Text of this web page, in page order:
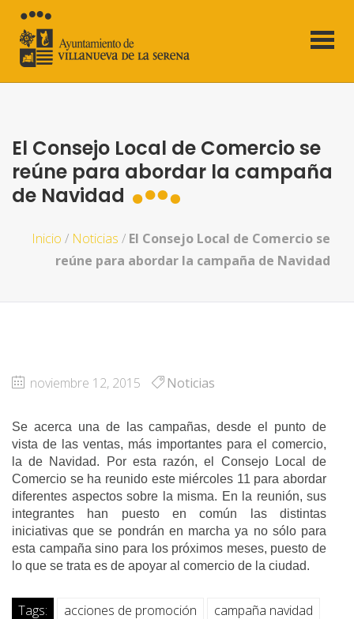
El Consejo Local de Comercio se
reúne para abordar la campaña
de Navidad
Inicio / Noticias / El Consejo Local de Comercio se
reúne para abordar la campaña de Navidad
noviembre 12, 2015 Noticias
Se acerca una de las campañas, desde el punto de
vista de las ventas, más importantes para el comercio,
la de Navidad. Por esta razón, el Consejo Local de
Comercio se ha reunido este miércoles 11 para abordar
diferentes aspectos sobre la misma. En la reunión, sus
integrantes han puesto en común las distintas
iniciativas que se pondrán en marcha ya no sólo para
esta campaña sino para los próximos meses, puesto de
lo que se trata es de apoyar al comercio de la ciudad.
Tags: acciones de promoción
campaña navidad